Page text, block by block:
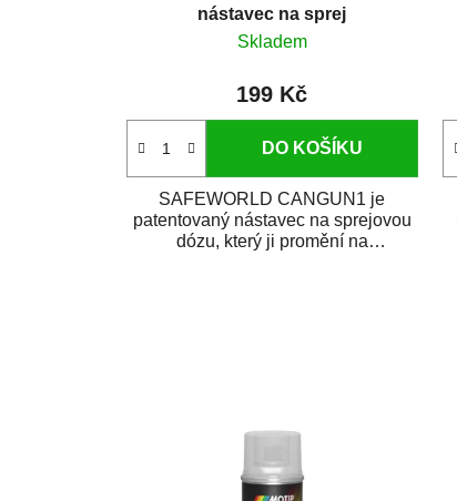
nástavec na sprej
Skladem
199 Kč
DO KOŠÍKU
SAFEWORLD CANGUN1 je
patentovaný nástavec na sprejovou
dózu, který ji promění na